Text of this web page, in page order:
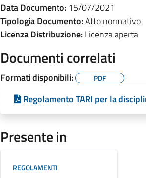
Data Documento:15/07/2021
Tipologia Documento:Atto normativo
Licenza Distribuzione:Licenza aperta
Documenti correlati
Formati disponibili: PDF
Regolamento TARI per la
Presente in
REGOLAMENTI